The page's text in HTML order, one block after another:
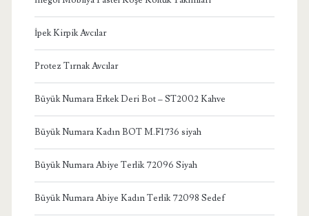
İpek Kirpik Avcılar
Protez Tırnak Avcılar
Büyük Numara Erkek Deri Bot – ST2002 Kahve
Büyük Numara Kadın BOT M.F1736 siyah
Büyük Numara Abiye Terlik 72096 Siyah
Büyük Numara Abiye Kadın Terlik 72098 Sedef